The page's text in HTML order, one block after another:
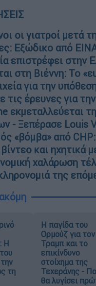
οι γιατροί
Εξώδικο από
επιστρέφει στην
στη Βιέννη: Το
για την
τις έρευνες για
εκμεταλλεύεται
- Ξεπέρασε Louis
«βόμβα» από
και ηχητικά
χαλάρωση
της
Η
τη
Η παγίδα του
Ορμούζ για τον
Τραμπ και το
επικίνδυνο
στοίχημα της
Τεχεράνης -
θα λυγίσει